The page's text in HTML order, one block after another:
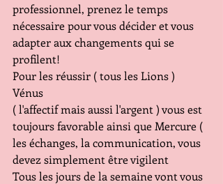
professionnel, prenez le temps
nécessaire pour vous décider et vous
adapter aux changements qui se
profilent!
Pour les réussir ( tous les Lions )
Vénus
( l'affectif mais aussi l'argent ) vous est
toujours favorable ainsi que Mercure (
les échanges, la communication, vous
devez simplement être vigilent
Tous les jours de la semaine vont vous